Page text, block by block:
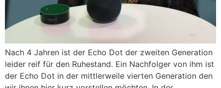
Nach 4 Jahren ist der Echo Dot der zweiten Generation
leider reif für den Ruhestand. Ein Nachfolger von ihm ist
der Echo Dot in der mittlerweile vierten Generation den